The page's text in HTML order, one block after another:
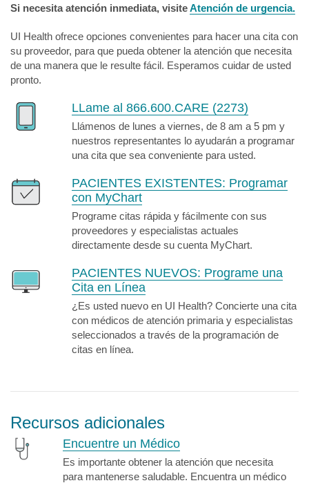
Si necesita atención inmediata, visiteAtención de urgencia.
UI Health ofrece opciones convenientes para hacer una cita con
su proveedor, para que pueda obtener la atención que necesita
de una manera que le resulte fácil. Esperamos cuidar de usted
pronto.
LLame al 866.600.CARE (2273)
Llámenos de lunes a viernes, de 8 am a 5 pm y
nuestros representantes lo ayudarán a programar
una cita que sea conveniente para usted.
PACIENTES EXISTENTES: Programar
con MyChart
Programe citas rápida y fácilmente con sus
proveedores y especialistas actuales
directamente desde su cuenta MyChart.
PACIENTES NUEVOS: Programe una
Cita en Línea
¿Es usted nuevo en UI Health? Concierte una cita
con médicos de atención primaria y especialistas
seleccionados a través de la programación de
citas en línea.
Recursos adicionales
Encuentre un Médico
Es importante obtener la atención que necesita
para mantenerse saludable. Encuentra un médico